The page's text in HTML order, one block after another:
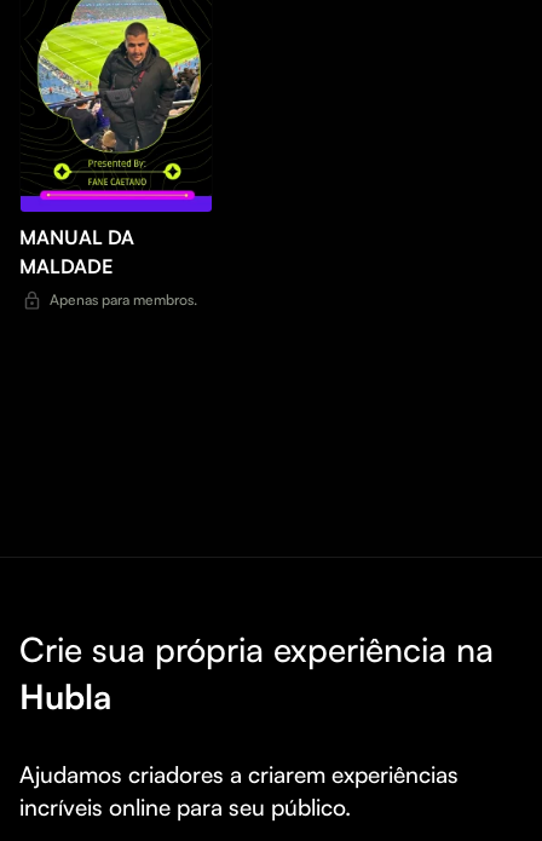
MANUAL DA
MALDADE
Apenas para membros.
Crie sua própria experiência na
Hubla
Ajudamos criadores a criarem experiências
incríveis online para seu público.